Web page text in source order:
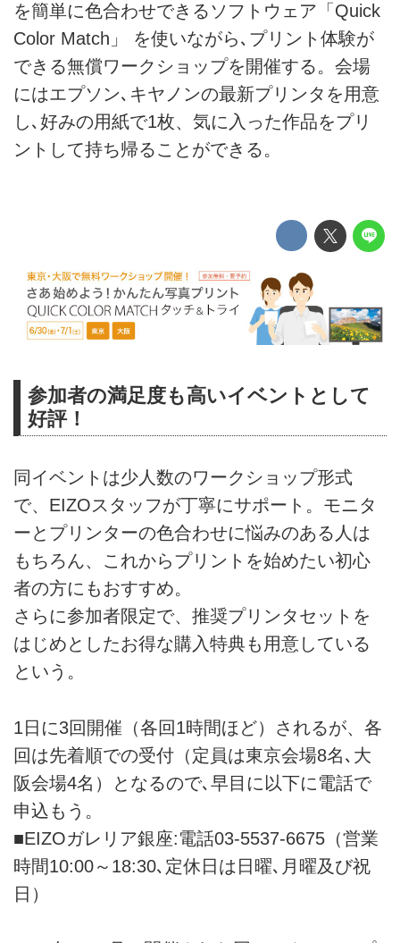
を簡単に色合わせできるソフトウェア「Quick
Color Match」 を使いながら､プリント体験が
できる無償ワークショップを開催する。会場
にはエプソン､キヤノンの最新プリンタを用意
し､好みの用紙で1枚、気に入った作品をプリ
ントして持ち帰ることができる。
参加者の満足度も高いイベントとして
好評！
同イベントは少人数のワークショップ形式
で、EIZOスタッフが丁寧にサポート。モニタ
ーとプリンターの色合わせに悩みのある人は
もちろん、これからプリントを始めたい初心
者の方にもおすすめ。
さらに参加者限定で、推奨プリンタセットを
はじめとしたお得な購入特典も用意している
という。
1日に3回開催（各回1時間ほど）されるが、各
回は先着順での受付（定員は東京会場8名､大
阪会場4名）となるので､早目に以下に電話で
申込もう。
■EIZOガレリア銀座:電話03-5537-6675（営業
時間10:00～18:30､定休日は日曜､月曜及び祝
日）